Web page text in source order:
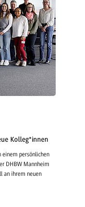
Kolleg*innen
einem persönlichen
DHBW Mannheim
an ihrem neuen